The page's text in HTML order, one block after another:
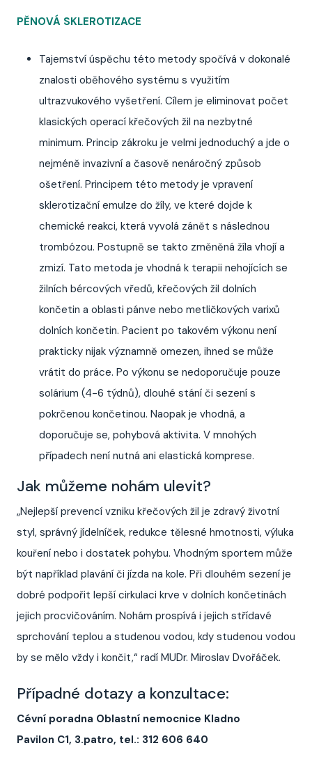
PĚNOVÁ SKLEROTIZACE
Tajemství úspěchu této metody spočívá v dokonalé
znalosti oběhového systému s využitím
ultrazvukového vyšetření. Cílem je eliminovat počet
klasických operací křečových žil na nezbytné
minimum. Princip zákroku je velmi jednoduchý a jde o
nejméně invazivní a časově nenáročný způsob
ošetření. Principem této metody je vpravení
sklerotizační emulze do žíly, ve které dojde k
chemické reakci, která vyvolá zánět s následnou
trombózou. Postupně se takto změněná žíla vhojí a
zmizí. Tato metoda je vhodná k terapii nehojících se
žilních bércových vředů, křečových žil dolních
končetin a oblasti pánve nebo metličkových varixů
dolních končetin. Pacient po takovém výkonu není
prakticky nijak významně omezen, ihned se může
vrátit do práce. Po výkonu se nedoporučuje pouze
solárium (4-6 týdnů), dlouhé stání či sezení s
pokrčenou končetinou. Naopak je vhodná, a
doporučuje se, pohybová aktivita. V mnohých
případech není nutná ani elastická komprese.
Jak můžeme nohám ulevit?
„Nejlepší prevencí vzniku křečových žil je zdravý životní
styl, správný jídelníček, redukce tělesné hmotnosti, výluka
kouření nebo i dostatek pohybu. Vhodným sportem může
být například plavání či jízda na kole. Při dlouhém sezení je
dobré podpořit lepší cirkulaci krve v dolních končetinách
jejich procvičováním. Nohám prospívá i jejich střídavé
sprchování teplou a studenou vodou, kdy studenou vodou
by se mělo vždy i končit,“ radí MUDr. Miroslav Dvořáček.
Případné dotazy a konzultace:
Cévní poradna Oblastní nemocnice Kladno
Pavilon C1, 3.patro, tel.: 312 606 640